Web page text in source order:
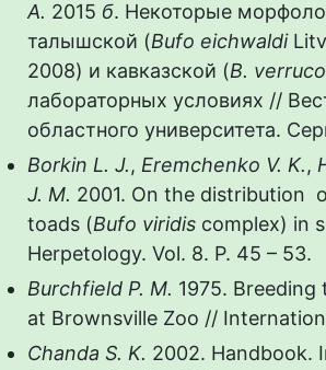
А. 2015 б. Некоторые
талышской (Bufo eichwaldi
2008) и кавказской (B.
лабораторных условиях //
областного университета.
Borkin L. J., Eremchenko V. K.,
J. M. 2001. On the distribution
toads (Bufo viridis complex) in
Herpetology. Vol. 8. P. 45 – 53.
Burchfield P. M. 1975.
at Brownsville Zoo //
Chanda S. K. 2002. Handbook.